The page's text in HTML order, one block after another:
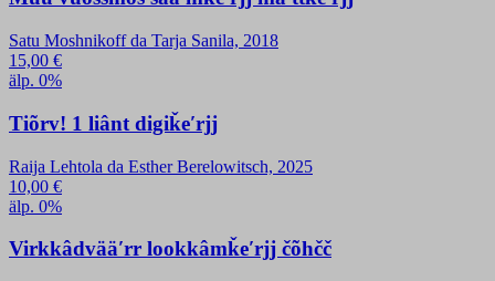
Satu Moshnikoff da Tarja Sanila, 2018
15,00 €
älp. 0%
Tiõrv! 1 liânt digiǩeʹrjj
Raija Lehtola da Esther Berelowitsch, 2025
10,00 €
älp. 0%
Virkkâdvääʹrr lookkâmǩeʹrjj čõhčč